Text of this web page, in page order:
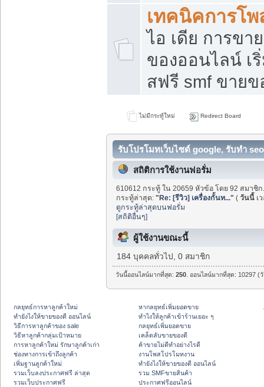
เทคนิคการโ
ไอ เดีย การขา
ของออนไลน์ เ
สฟรี smf ขาย
ไม่มีกระทู้ใหม่ Redirect Board
รับโปรโมทเว็บไซต์ google, รับทำ
สถิติการใช้งานฟอรั่ม
610612 กระทู้ ใน 20659 หัวข้อ โดย 92 สมาชิ
กระทู้ล่าสุด:"Re: [รีวิว] เครื่องกั้นท..." (วันนี้ เ
ดูกระทู้ล่าสุดบนฟอรั่ม
[สถิติอื่นๆ]
ผู้ใช้งานขณะนี้
184 บุคคลทั่วไป, 0 สมาชิก
วันนี้ออนไลน์มากที่สุด:250 . ออนไลน์มากที่สุด: 10297
กลยุทธ์การหาลูกค้าใหม่
ทํายังไงให้ขายของดี ออนไลน์
วิธีการหาลูกค้าของ sale
วิธีหาลูกค้ากลุ่มเป้าหมาย
การหาลูกค้าใหม่ รักษาลูกค้าเก่า
ช่องทางการเข้าถึงลูกค้า
เพิ่มฐานลูกค้าใหม่
รวมเว็บลงประกาศฟรี ล่าสุด
รวมเว็บประกาศฟรี
หากลยุทธ์เพิ่มยอดขาย
ทําไงให้ลูกค้าเข้าร้านเยอะ ๆ
กลยุทธ์เพิ่มยอดขาย
เคล็ดลับขายของดี
ค้าขายไม่ดีทำอย่างไรดี
งานโพสโปรโมทงาน
ทํายังไงให้ขายของดี ออนไลน์
รวม SMFขายสินค้า
ประกาศฟรีออนไลน์